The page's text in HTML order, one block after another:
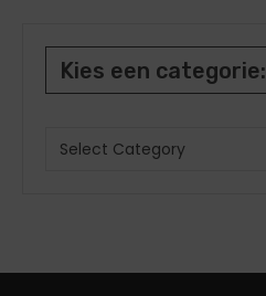
Kies een categorie: